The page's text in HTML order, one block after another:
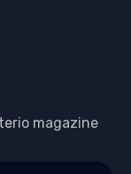
magazine